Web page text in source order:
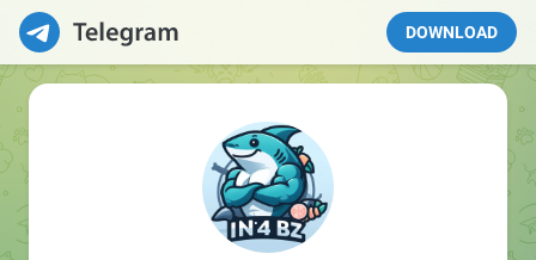
DOWNLOAD